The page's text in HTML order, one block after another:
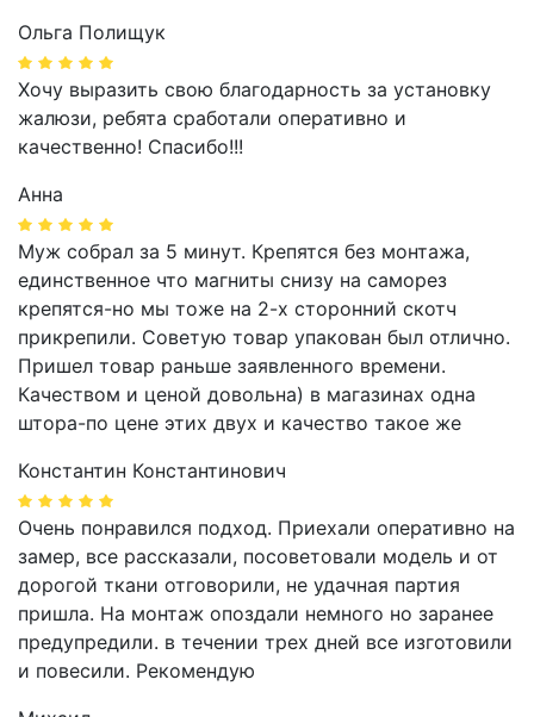
Ольга Полищук
Хочу выразить свою благодарность за установку
жалюзи, ребята сработали оперативно и
качественно! Спасибо!!!
Анна
Муж собрал за 5 минут. Крепятся без монтажа,
единственное что магниты снизу на саморез
крепятся-но мы тоже на 2-х сторонний скотч
прикрепили. Советую товар упакован был отлично.
Пришел товар раньше заявленного времени.
Качеством и ценой довольна) в магазинах одна
штора-по цене этих двух и качество такое же
Константин Константинович
Очень понравился подход. Приехали оперативно на
замер, все рассказали, посоветовали модель и от
дорогой ткани отговорили, не удачная партия
пришла. На монтаж опоздали немного но заранее
предупредили. в течении трех дней все изготовили
и повесили. Рекомендую